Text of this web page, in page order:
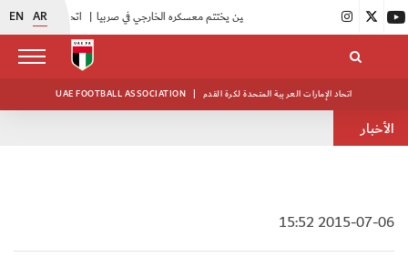
EN AR اتحاد الكرة يُنظم ورشة عمل للمراقبين المعتمدين |
UAE FOOTBALL ASSOCIATION | اتحاد الإمارات العربية المتحدة لكرة القدم
الأخبار
2015-07-06 15:52